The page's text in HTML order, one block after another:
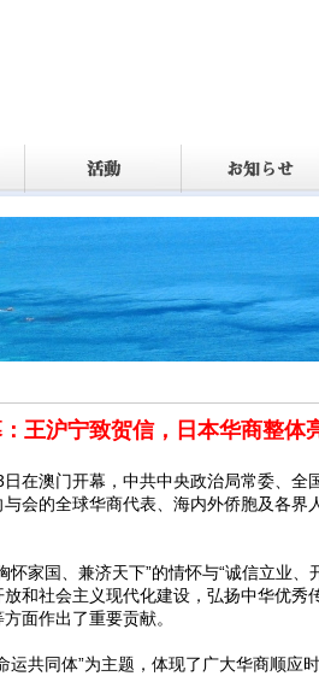
王沪宁致贺信，日本华商整体
在澳门开幕，中共中央政治局常委、全
会的全球华商代表、海内外侨胞及各界
家国、兼济天下”的情怀与“诚信立业、
和社会主义现代化建设，弘扬中华优秀
面作出了重要贡献。
运共同体”为主题，体现了广大华商顺应